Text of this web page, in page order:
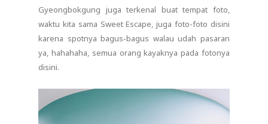
Gyeongbokgung juga terkenal buat tempat foto,
waktu kita sama Sweet Escape, juga foto-foto disini
karena spotnya bagus-bagus walau udah pasaran
ya, hahahaha, semua orang kayaknya pada fotonya
disini.